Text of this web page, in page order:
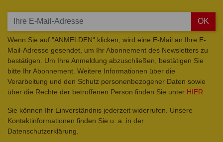
OK
Wenn Sie auf "ANMELDEN" klicken, wird eine E-Mail an Ihre E-
Mail-Adresse gesendet, um Ihr Abonnement des Newsletters zu
bestätigen. Um Ihre Anmeldung abzuschließen, bestätigen Sie
bitte Ihr Abonnement. Weitere Informationen über die
Verarbeitung und den Schutz personenbezogener Daten sowie
über die Rechte der betroffenen Person finden Sie unter HIER
Sie können Ihr Einverständnis jederzeit widerrufen. Unsere
Kontaktinformationen finden Sie u. a. in der
Datenschutzerklärung.